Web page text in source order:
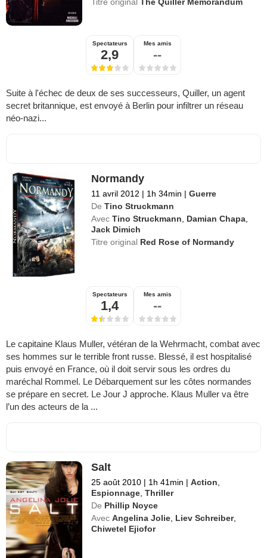
Spectateurs
2,9
Mes amis
--
Suite à l'échec de deux de ses successeurs, Quiller, un agent
secret britannique, est envoyé à Berlin pour infiltrer un réseau
néo-nazi...
Normandy
11 avril 2012 | 1h 34min | Guerre
De Tino Struckmann
Avec Tino Struckmann Damian Chapa
Jack Dimich
Titre original Red Rose of Normandy
Spectateurs
1,4
Mes amis
--
Le capitaine Klaus Muller, vétéran de la Wehrmacht, combat avec
ses hommes sur le terrible front russe. Blessé, il est hospitalisé
puis envoyé en France, où il doit servir sous les ordres du
maréchal Rommel. Le Débarquement sur les côtes normandes
se prépare en secret. Le Jour J approche. Klaus Muller va être
l’un des acteurs de la ...
Salt
25 août 2010 | 1h 41min | Action
Espionnage ,Thriller
De Phillip Noyce
Avec Angelina Jolie Liev Schreiber,
Chiwetel Ejiofor